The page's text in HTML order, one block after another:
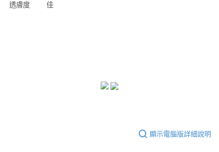
透膚度
佳
顯示電腦版詳細說明